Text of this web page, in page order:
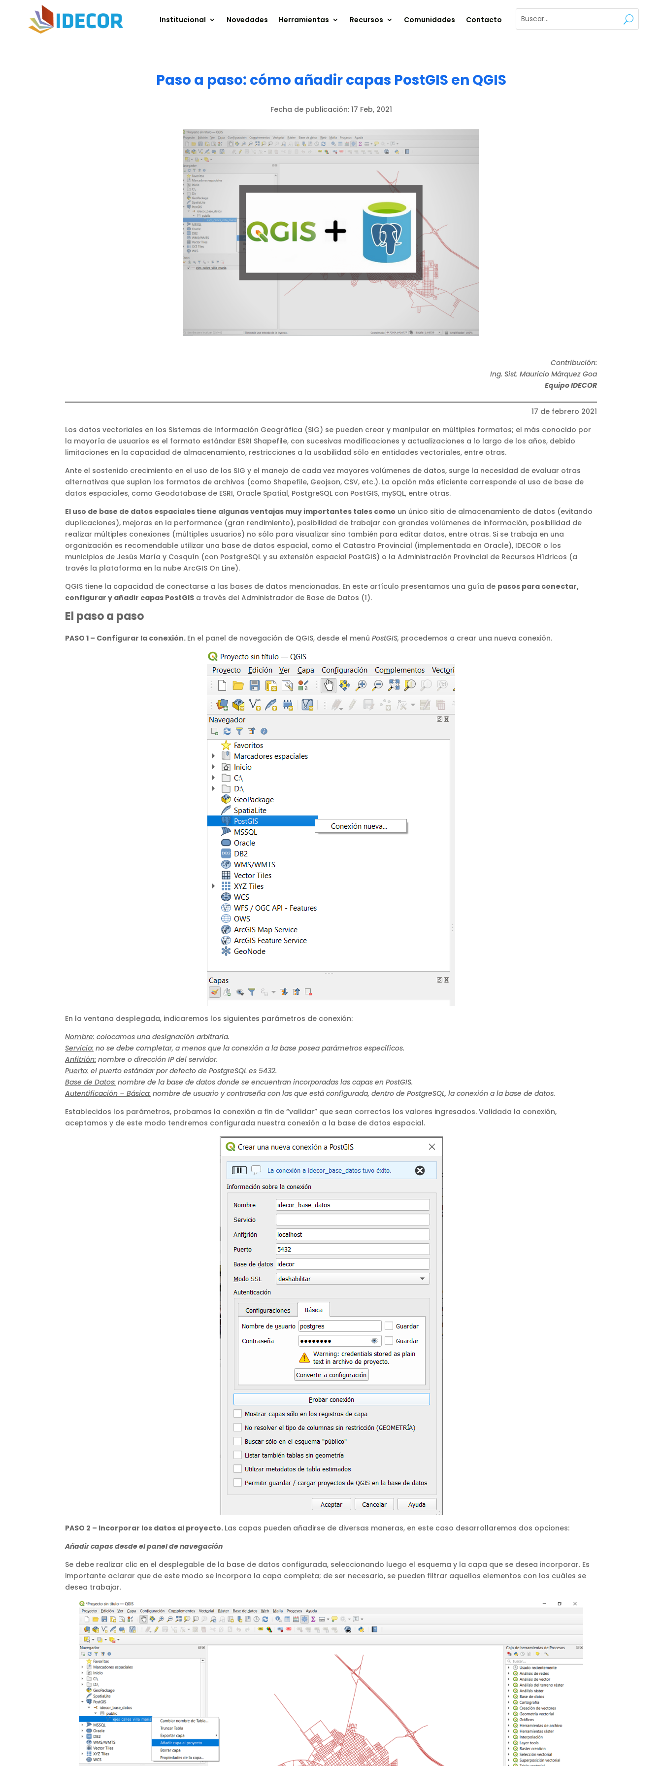
Institucional Novedades Herramientas Recursos Comunidades Contacto
Paso a paso: cómo añadir capas PostGIS en QGIS
Fecha de publicación: 17 Feb, 2021
Contribución:
Ing. Sist. Mauricio Márquez Goa
Equipo IDECOR
17 de febrero 2021
Los datos vectoriales en los Sistemas de Información Geográfica (SIG) se pueden crear y manipular en múltiples formatos; el más conocido por
la mayoría de usuarios es el formato estándar ESRI Shapefile, con sucesivas modificaciones y actualizaciones a lo largo de los años, debido
limitaciones en la capacidad de almacenamiento, restricciones a la usabilidad sólo en entidades vectoriales, entre otras.
Ante el sostenido crecimiento en el uso de los SIG y el manejo de cada vez mayores volúmenes de datos, surge la necesidad de evaluar otras
alternativas que suplan los formatos de archivos (como Shapefile, Geojson, CSV, etc.). La opción más eficiente corresponde al uso de base de
datos espaciales, como Geodatabase de ESRI, Oracle Spatial, PostgreSQL con PostGIS, mySQL, entre otras.
El uso de base de datos espaciales tiene algunas ventajas muy importantes tales como un único sitio de almacenamiento de datos (evitando
duplicaciones), mejoras en la performance (gran rendimiento), posibilidad de trabajar con grandes volúmenes de información, posibilidad de
realizar múltiples conexiones (múltiples usuarios) no sólo para visualizar sino también para editar datos, entre otras. Si se trabaja en una
organización es recomendable utilizar una base de datos espacial, como el Catastro Provincial (implementada en Oracle), IDECOR o los
municipios de Jesús María y Cosquín (con PostgreSQL y su extensión espacial PostGIS) o la Administración Provincial de Recursos Hídricos (a
través la plataforma en la nube ArcGIS On Line).
QGIS tiene la capacidad de conectarse a las bases de datos mencionadas. En este artículo presentamos una guía de pasos para conectar,
configurar y añadir capas PostGIS a través del Administrador de Base de Datos (1).
El paso a paso
PASO 1 – Configurar la conexión. En el panel de navegación de QGIS, desde el menú PostGIS, procedemos a crear una nueva conexión.
En la ventana desplegada, indicaremos los siguientes parámetros de conexión:
Nombre: colocamos una designación arbitraria.
Servicio: no se debe completar, a menos que la conexión a la base posea parámetros específicos.
Anfitrión: nombre o dirección IP del servidor.
Puerto: el puerto estándar por defecto de PostgreSQL es 5432.
Base de Datos: nombre de la base de datos donde se encuentran incorporadas las capas en PostGIS.
Autentificación – Básica: nombre de usuario y contraseña con las que está configurada, dentro de PostgreSQL, la conexión a la base de datos.
Establecidos los parámetros, probamos la conexión a fin de “validar” que sean correctos los valores ingresados. Validada la conexión,
aceptamos y de este modo tendremos configurada nuestra conexión a la base de datos espacial.
PASO 2 – Incorporar los datos al proyecto. Las capas pueden añadirse de diversas maneras, en este caso desarrollaremos dos opciones:
Añadir capas desde el panel de navegación
Se debe realizar clic en el desplegable de la base de datos configurada, seleccionando luego el esquema y la capa que se desea incorporar. Es
importante aclarar que de este modo se incorpora la capa completa; de ser necesario, se pueden filtrar aquellos elementos con los cuáles se
desea trabajar.